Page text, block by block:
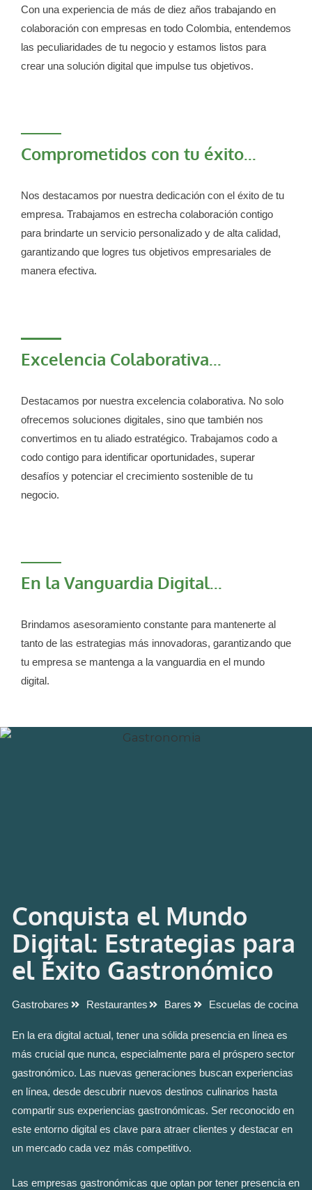
Con una experiencia de más de diez años trabajando en
colaboración con empresas en todo Colombia, entendemos
las peculiaridades de tu negocio y estamos listos para
crear una solución digital que impulse tus objetivos.
Comprometidos con tu éxito...
Nos destacamos por nuestra dedicación con el éxito de tu
empresa. Trabajamos en estrecha colaboración contigo
para brindarte un servicio personalizado y de alta calidad,
garantizando que logres tus objetivos empresariales de
manera efectiva.
Excelencia Colaborativa...
Destacamos por nuestra excelencia colaborativa. No solo
ofrecemos soluciones digitales, sino que también nos
convertimos en tu aliado estratégico. Trabajamos codo a
codo contigo para identificar oportunidades, superar
desafíos y potenciar el crecimiento sostenible de tu
negocio.
En la Vanguardia Digital...
Brindamos asesoramiento constante para mantenerte al
tanto de las estrategias más innovadoras, garantizando que
tu empresa se mantenga a la vanguardia en el mundo
digital.
Conquista el Mundo
Digital: Estrategias para
el Éxito Gastronómico
Gastrobares Restaurantes Bares Escuelas de cocina
En la era digital actual, tener una sólida presencia en línea es
más crucial que nunca, especialmente para el próspero sector
gastronómico. Las nuevas generaciones buscan experiencias
en línea, desde descubrir nuevos destinos culinarios hasta
compartir sus experiencias gastronómicas. Ser reconocido en
este entorno digital es clave para atraer clientes y destacar en
un mercado cada vez más competitivo.
Las empresas gastronómicas que optan por tener presencia en